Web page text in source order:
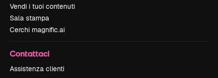
Vendi i tuoi contenuti
Sala stampa
Cerchi magnific.ai
Contattaci
Assistenza clienti